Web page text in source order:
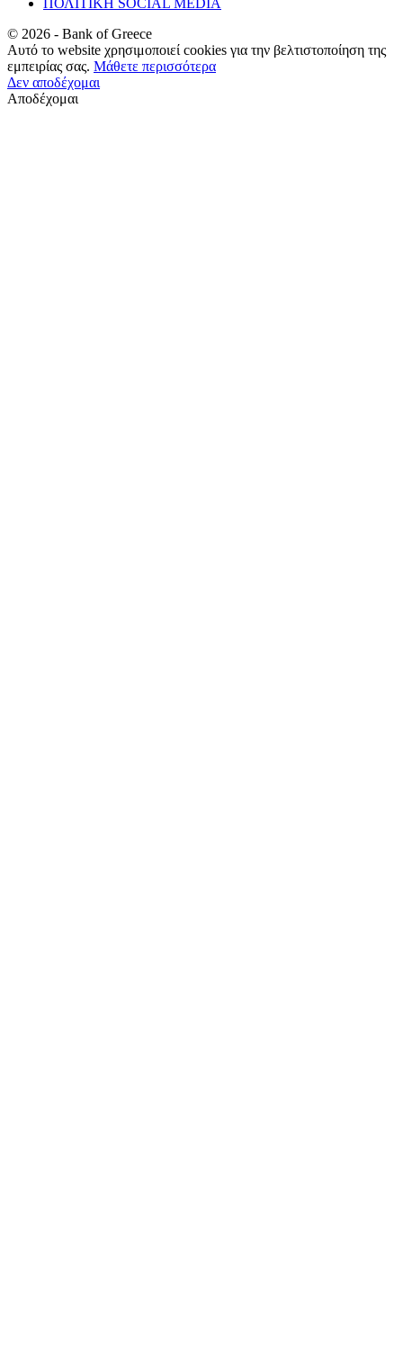
© 2026 - Bank of Greece
Αυτό το website χρησιμοποιεί cookies για την βελτιστοποίηση της
εμπειρίας σας. Μάθετε περισσότερα
Δεν αποδέχομαι
Αποδέχομαι